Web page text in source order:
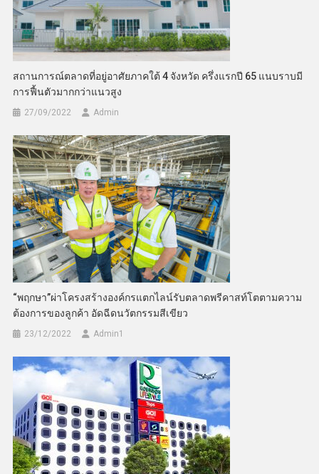
สถานการณ์ตลาดที่อยู่อาศัยภาคใต้ 4 จังหวัด ครึ่งแรกปี 65 แนบราบมี
การฟื้นตัวมากกว่าแนวสูง
27/09/2022 Admin
“พฤกษา”ผ่าโครงสร้างองค์กรแตกไลน์รับตลาดพรีคาสท์โตตามความ
ต้องการของลูกค้า อัดฉีดนวัตกรรมสีเขียว
23/12/2022 Admin​1